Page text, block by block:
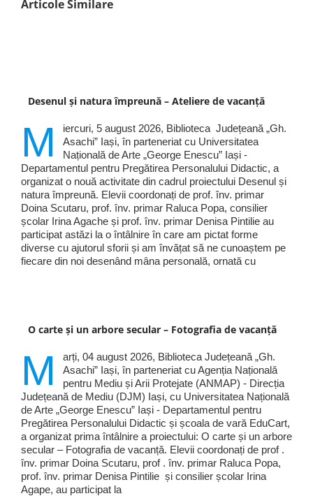
Articole Similare
Desenul și natura împreună – Ateliere de vacanță
M
iercuri, 5 august 2026, Biblioteca Județeană „Gh.
Asachi” Iași, în parteneriat cu Universitatea
Națională de Arte „George Enescu” Iași -
Departamentul pentru Pregătirea Personalului Didactic, a
organizat o nouă activitate din cadrul proiectului Desenul și
natura împreună. Elevii coordonați de prof. înv. primar
Doina Scutaru, prof. înv. primar Raluca Popa, consilier
școlar Irina Agache și prof. înv. primar Denisa Pintilie au
participat astăzi la o întâlnire în care am pictat forme
diverse cu ajutorul sforii și am învățat să ne cunoaștem pe
fiecare din noi desenând mâna personală, ornată cu
O carte și un arbore secular – Fotografia de vacanță
M
arți, 04 august 2026, Biblioteca Județeană „Gh.
Asachi” Iași, în parteneriat cu Agenția Națională
pentru Mediu și Arii Protejate (ANMAP) - Direcția
Județeană de Mediu (DJM) Iași, cu Universitatea Națională
de Arte „George Enescu” Iași - Departamentul pentru
Pregătirea Personalului Didactic și școala de vară EduCart,
a organizat prima întâlnire a proiectului: O carte și un arbore
secular – Fotografia de vacanță. Elevii coordonați de prof .
înv. primar Doina Scutaru, prof . înv. primar Raluca Popa,
prof. înv. primar Denisa Pintilie și consilier școlar Irina
Agape, au participat la